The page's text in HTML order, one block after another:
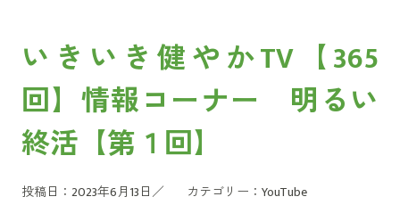
いきいき健やかTV【365
回】情報コーナー 明るい
終活【第１回】
投稿日：2023年6月13日／ カテゴリー： YouTube